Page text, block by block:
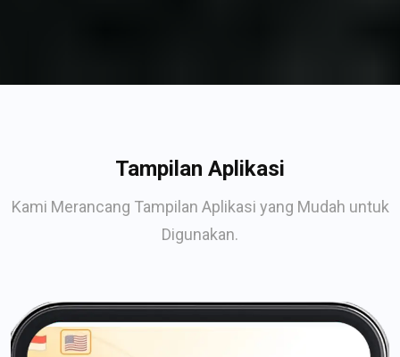
Tampilan Aplikasi
Kami Merancang Tampilan Aplikasi yang Mudah untuk
Digunakan.